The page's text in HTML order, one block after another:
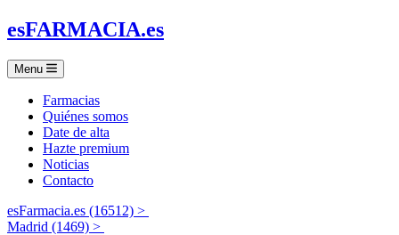
esFARMACIA.es
Menu
Farmacias
Quiénes somos
Date de alta
Hazte premium
Noticias
Contacto
esFarmacia.es (16512) >
Madrid (1469) >